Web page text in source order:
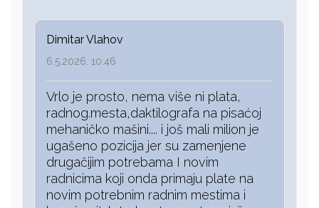
Dimitar Vlahov
6.5.2026. 10:46
Vrlo je prosto, nema više ni plata,
radnog.mesta,daktilografa na pisaćoj
mehaničko mašini.... i još mali milion je
ugašeno pozicija jer su zamenjene
drugačijim potrebama I novim
radnicima koji onda primaju plate na
novim potrebnim radnim mestima i